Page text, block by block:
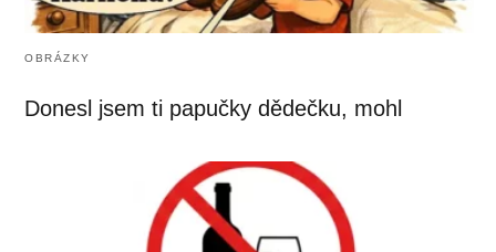
OBRÁZKY
Donesl jsem ti papučky dědečku, mohl